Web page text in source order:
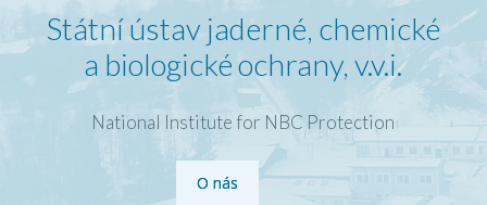
Státní ústav jaderné, chemické
a biologické ochrany, v.v.i.
National Institute for NBC Protection
O nás